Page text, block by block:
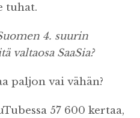
tuhat.
4. suurin
valtaosa SaaSia?
paljon vai vähän?
57 600 kertaa,